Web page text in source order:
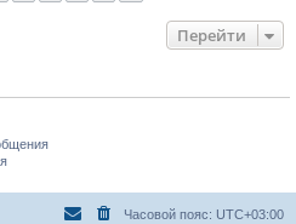
Перейти
Часовой пояс: UTC+03:00